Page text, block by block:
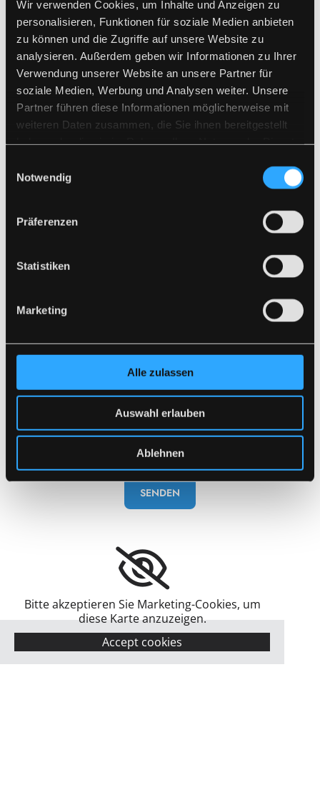
Wir verwenden Cookies, um Inhalte und Anzeigen zu
personalisieren, Funktionen für soziale Medien anbieten
zu können und die Zugriffe auf unsere Website zu
analysieren. Außerdem geben wir Informationen zu Ihrer
Verwendung unserer Website an unsere Partner für
soziale Medien, Werbung und Analysen weiter. Unsere
Partner führen diese Informationen möglicherweise mit
weiteren Daten zusammen, die Sie ihnen bereitgestellt
Notwendig
Präferenzen
Statistiken
Marketing
Alle zulassen
Auswahl erlauben
Ablehnen
in der Regel am selben Tag beantworten.
Ich habe die Datenschutzerklärung zur Kenntnis
Speicherung und Verarbeitung meiner eingegebenen
Daten zur Beantwortung meiner Anfrage zu. *
Bitte akzeptieren Sie Marketing-Cookies, um
diese Karte anzuzeigen.
Accept cookies